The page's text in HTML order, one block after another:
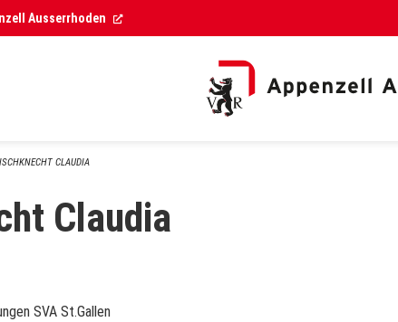
Ausserrhoden (External Link)
CLAUDIA
Claudia
SVA St.Gallen